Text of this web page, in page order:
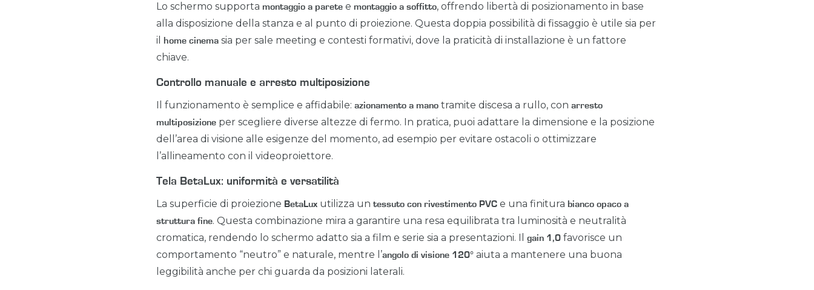
Lo schermo supporta montaggio a parete e montaggio a soffitto, offrendo libertà di posizionamento in base
alla disposizione della stanza e al punto di proiezione. Questa doppia possibilità di fissaggio è utile sia per
il
home cinema sia per sale meeting e contesti formativi, dove la praticità di installazione è un fattore
chiave.
Controllo manuale e arresto multiposizione
Il funzionamento è semplice e affidabile: azionamento a mano tramite discesa a rullo, con arresto
multiposizione per scegliere diverse altezze di fermo. In pratica, puoi adattare la dimensione e la posizione
dell’area di visione alle esigenze del momento, ad esempio per evitare ostacoli o ottimizzare
l’allineamento con il videoproiettore.
Tela BetaLux: uniformità e versatilità
La superficie di proiezione BetaLux utilizza un tessuto con rivestimento PVC e una finitura bianco opaco a
struttura fine. Questa combinazione mira a garantire una resa equilibrata tra luminosità e neutralità
cromatica, rendendo lo schermo adatto sia a film e serie sia a presentazioni. Il gain 1,0 favorisce un
comportamento “neutro” e naturale, mentre l’angolo di visione 120° aiuta a mantenere una buona
leggibilità anche per chi guarda da posizioni laterali.